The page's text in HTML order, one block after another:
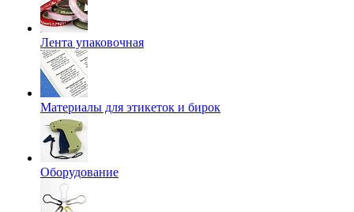
Лента упаковочная
Материалы для этикеток и бирок
Оборудование